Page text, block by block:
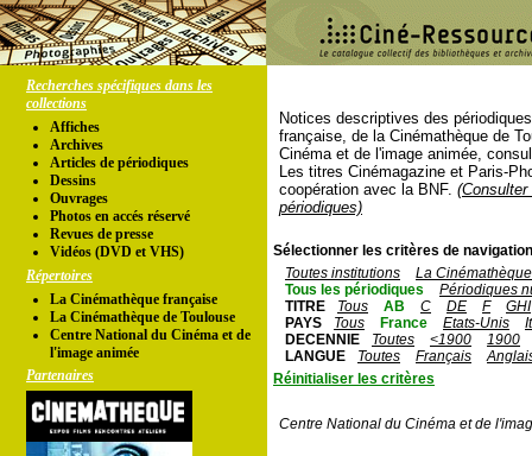
Recherches spécifiques dans les
collections
Affiches
Archives
Articles de périodiques
Dessins
Ouvrages
Photos en accés réservé
Revues de presse
Vidéos (DVD et VHS)
Répertoires
La Cinémathèque française
La Cinémathèque de Toulouse
Centre National du Cinéma et de
l'image animée
Partenaires
Notices descriptives des
française, de la Cinémathèque de
Cinéma et de l'image animée,
Les titres Cinémagazine et Paris-
coopération avec la BNF.
périodiques)
Sélectionner les critères de
Toutes institutions
La
Tous les périodiques
Périodiques
TITRE
Tous AB C DE F
GHI
PAYS
Tous France Etats-Unis
DECENNIE
Toutes <1900
1900
LANGUE
Toutes Français
Réinitialiser les critères
Centre National du Cinéma et de